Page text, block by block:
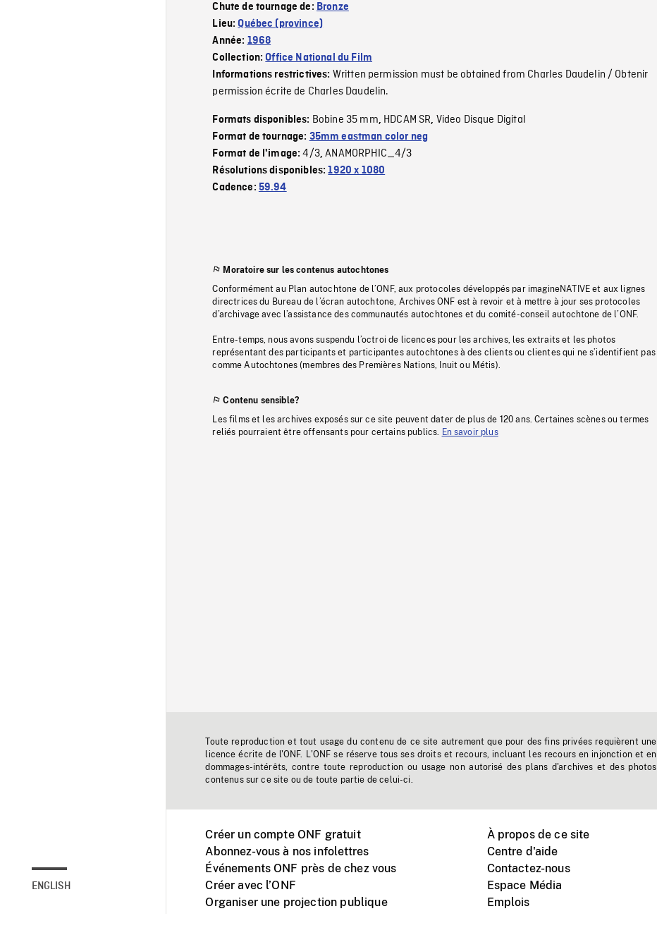
ENGLISH
Chute de tournage de: Bronze
Lieu:Québec (province)
Année: 1968
Collection:Office National du Film
Informations restrictives: Written permission must be obtained from Charles Daudelin / Obtenir
permission écrite de Charles Daudelin.
Formats disponibles: Bobine 35 mm, HDCAM SR, Video Disque Digital
Format de tournage: 35mm eastman color neg
Format de l'image:4/3,ANAMORPHIC_4/3
Résolutions disponibles:1920 x 1080
Cadence: 59.94
Moratoire sur les contenus autochtones
Conformément au Plan autochtone de l’ONF, aux protocoles développés par imagineNATIVE et aux lignes
directrices du Bureau de l’écran autochtone, Archives ONF est à revoir et à mettre à jour ses protocoles
d’archivage avec l’assistance des communautés autochtones et du comité-conseil autochtone de l’ONF.
Entre-temps, nous avons suspendu l’octroi de licences pour les archives, les extraits et les photos
représentant des participants et participantes autochtones à des clients ou clientes qui ne s’identifient pas
comme Autochtones (membres des Premières Nations, Inuit ou Métis).
Contenu sensible?
Les films et les archives exposés sur ce site peuvent dater de plus de 120 ans. Certaines scènes ou termes
reliés pourraient être offensants pour certains publics.
En savoir plus
Toute reproduction et tout usage du contenu de ce site autrement que pour des fins privées requièrent une
licence écrite de l'ONF. L'ONF se réserve tous ses droits et recours, incluant les recours en injonction et en
dommages-intérêts, contre toute reproduction ou usage non autorisé des plans d'archives et des photos
contenus sur ce site ou de toute partie de celui-ci.
Créer un compte ONF gratuit
Abonnez-vous à nos infolettres
Événements ONF près de chez vous
Créer avec l’ONF
Organiser une projection publique
À propos de ce site
Centre d'aide
Contactez-nous
Espace Média
Emplois